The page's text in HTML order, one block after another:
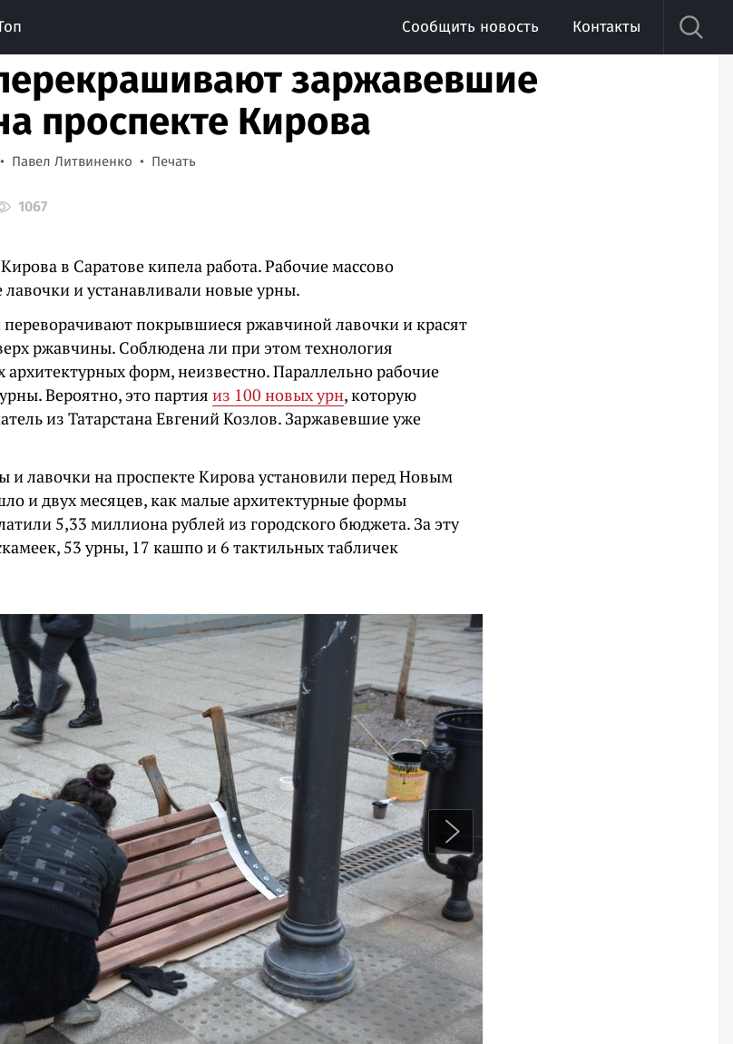
Сообщить новость Контакты
заржавевшие
проспекте Кирова
Павел Литвиненко Печать
1067
в Саратове кипела работа. Рабочие массово
и устанавливали новые урны.
покрывшиеся ржавчиной лавочки и красят
ржавчины. Соблюдена ли при этом технология
архитектурных форм, неизвестно. Параллельно рабочие
Вероятно, это партия из 100 новых урн, которую
из Татарстана Евгений Козлов. Заржавевшие уже
лавочки на проспекте Кирова установили перед Новым
и двух месяцев, как малые архитектурные формы
5,33 миллиона рублей из городского бюджета. За эту
53 урны, 17 кашпо и 6 тактильных табличек